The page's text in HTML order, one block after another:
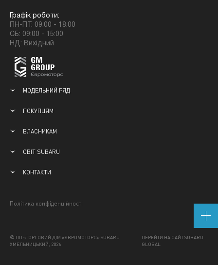
Графік роботи:
ПН-ПТ: 09:00 - 18:00
СБ: 09:00 - 15:00
НД: Вихідний
МОДЕЛЬНИЙ РЯД
ПОКУПЦЯМ
ВЛАСНИКАМ
СВІТ SUBARU
КОНТАКТИ
Політика конфіденційності
© ПП «ТОРГОВИЙ ДІМ «ЄВРОМОТОРС» SUBARU
ХМЕЛЬНИЦЬКИЙ, 2026
ПЕРЕЙТИ НА САЙТ SUBARU
GLOBAL